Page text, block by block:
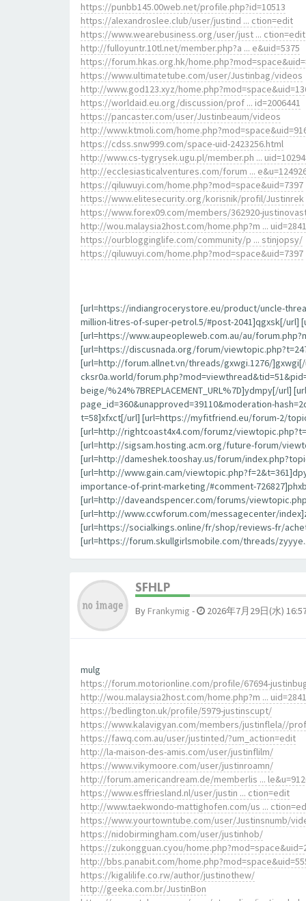
https://punbb145.00web.net/profile.php?id=10513
https://alexandroslee.club/user/justind ... ction=edit
https://www.wearebusiness.org/user/just ... ction=edit
http://fulloyuntr.10tl.net/member.php?a ... e&uid=5375
https://forum.hkas.org.hk/
https://www.ultimatetube.com/user/Justinbag/videos
http://www.god123.xyz/
https://worldaid.eu.org/discussion/prof ... id=2006441
https://pancaster.com/user/Justinbeaum/videos
http://www.ktmoli.com/
https://cdss.snw999.com/space-uid-2423256.html
http://www.cs-tygrysek.ugu.pl/member.ph ...
http://ecclesiasticalventures.com/forum ...
https://qiluwuyi.com/home.php?mod=space&uid=7397
https://www.elitesecurity.org/korisnik/profil/Justinrek
https://www.forex09.com/members/362920-
http://wou.malaysia2host.com/home.php?m ...
https://ourblogginglife.com/community/p ... stinjopsy/
https://qiluwuyi.com/home.php?mod=space&uid=7397
[url=https://indiangrocerystore.eu/product/uncle-
million-litres-of-super-petrol.5/#post-2041]qgxsk[/url]
[url=https://www.aupeopleweb.com.au/au/
[url=https://discusnada.org/forum/
[url=http://forum.allnet.vn/threads/gxwgi.1276/
cksr0a.world/
beige/%24%7BREPLACEMENT_URL%7D]ydmpy[/
page_id=360&unapproved=39110&moderation-
t=58]xfxct[/url] [url=https://myfitfriend.eu/forum-2/
[url=http://rightcoast4x4.com/forumz/
[url=http://sigsam.hosting.acm.org/future-forum/
[url=http://dameshek.tooshay.us/forum/
[url=http://www.gain.cam/
importance-of-print-marketing/#comment-
[url=http://daveandspencer.com/forums/
[url=http://www.ccwforum.com/messagecenter/
[url=https://socialkings.online/fr/shop/reviews-fr/
[url=https://forum.skullgirlsmobile.com/threads/
SFHLP
By Frankymig - 2026年7月29日(水)
mulg
https://forum.motorionline.com/profile/67694-
http://wou.malaysia2host.com/home.php?m ...
https://bedlington.uk/profile/5979-justinscupt/
https://www.kalavigyan.com/members/justinflela//
https://fawq.com.au/user/justinted/?um_action=edit
http://la-maison-des-amis.com/user/justinflilm/
https://www.vikymoore.com/user/justinroamn/
http://forum.americandream.de/memberlis ...
https://www.esffriesland.nl/user/justin ... ction=edit
http://www.taekwondo-mattighofen.com/us ...
https://www.yourtowntube.com/user/Justinsnumb/
https://nidobirmingham.com/user/justinhob/
https://zukongguan.cyou/
http://bbs.panabit.com/
https://kigalilife.co.rw/author/justinothew/
http://geeka.com.br/JustinBon